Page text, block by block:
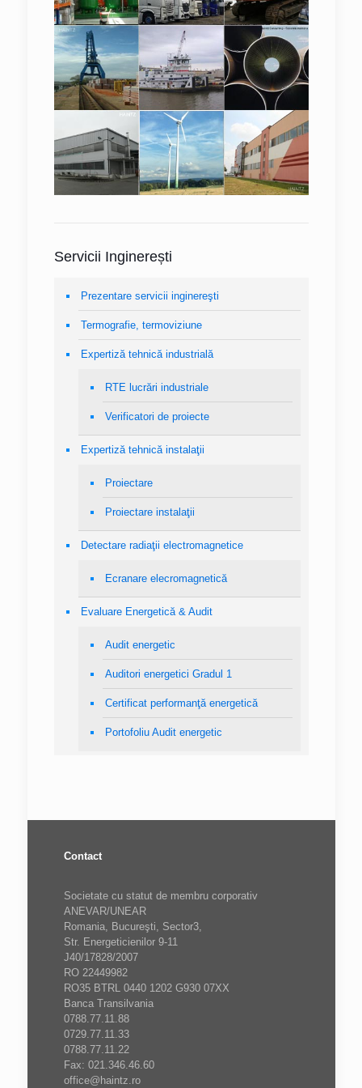
Servicii Inginerești
Prezentare servicii inginereşti
Termografie, termoviziune
Expertiză tehnică industrială
RTE lucrări industriale
Verificatori de proiecte
Expertiză tehnică instalaţii
Proiectare
Proiectare instalaţii
Detectare radiaţii electromagnetice
Ecranare elecromagnetică
Evaluare Energetică & Audit
Audit energetic
Auditori energetici Gradul 1
Certificat performanţă energetică
Portofoliu Audit energetic
Contact
Societate cu statut de membru corporativ
ANEVAR/UNEAR
Romania, Bucureşti, Sector3,
Str. Energeticienilor 9-11
J40/17828/2007
RO 22449982
RO35 BTRL 0440 1202 G930 07XX
Banca Transilvania
0788.77.11.88
0729.77.11.33
0788.77.11.22
Fax: 021.346.46.60
office@haintz.ro